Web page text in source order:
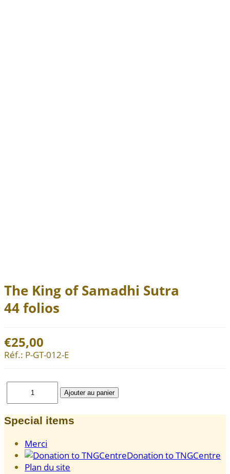
The King of Samadhi Sutra
44 folios
€25,00
Réf.: P-GT-012-E
Special items
Merci
Donation to TNGCentre
Plan du site